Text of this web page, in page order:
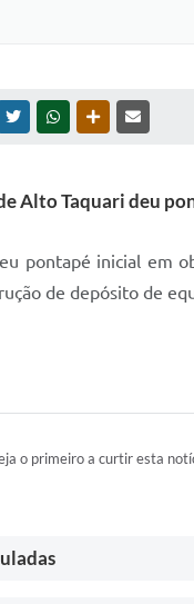
TWITTERWHATSAPPOUTRAS MÍDIAS
Alto Taquari deu
pontapé inicial em
de depósito de
o primeiro a curtir esta